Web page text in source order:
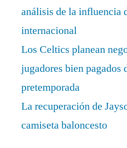
análisis de la influencia
internacional
Los Celtics planean
jugadores bien pagados
pretemporada
La recuperación de
camiseta baloncesto